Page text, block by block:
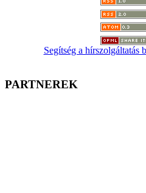
Segítség a hírszolgáltatás
PARTNEREK